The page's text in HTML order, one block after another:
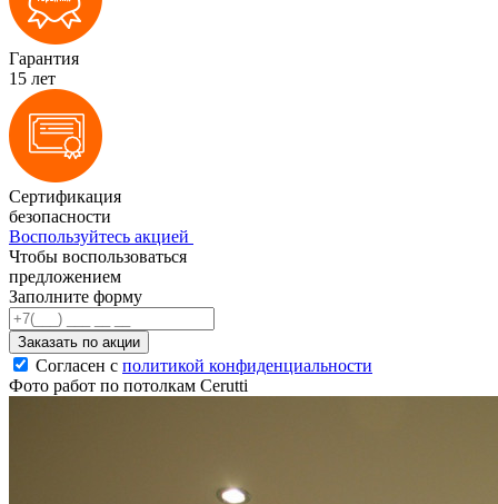
Гарантия
15 лет
Сертификация
безопасности
Воспользуйтесь акцией
Чтобы воспользоваться
предложением
Заполните форму
Заказать по акции
Согласен с политикой конфиденциальности
Фото работ по потолкам Cerutti